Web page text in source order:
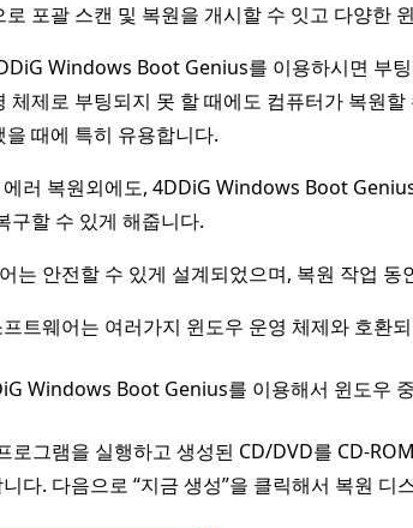
포괄 스캔 및 복원을 개시할 수 잇고 다양한
Windows Boot Genius를 이용하시면 부
체제로 부팅되지 못 할 때에도 컴퓨터가 복원
때에 특히 유용합니다.
러 복원외에도, 4DDiG Windows Boot
구할 수 있게 해줍니다.
는 안전할 수 있게 설계되었으며, 복원 작업
트웨어는 여러가지 윈도우 운영 체제와 호환
Windows Boot Genius를 이용해서 윈도우
로그램을 실행하고 생성된 CD/DVD를 CD-
다. 다음으로 “지금 생성”을 클릭해서 복원 디